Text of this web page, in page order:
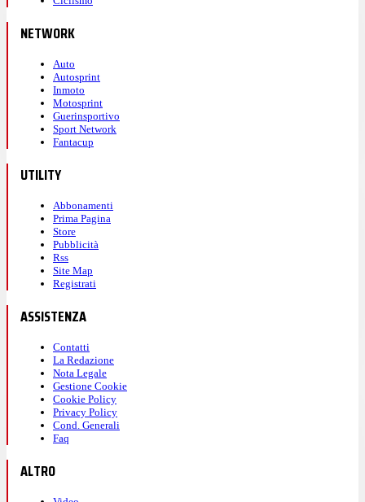
NETWORK
Auto
Autosprint
Inmoto
Motosprint
Guerinsportivo
Sport Network
Fantacup
UTILITY
Abbonamenti
Prima Pagina
Store
Pubblicità
Rss
Site Map
Registrati
ASSISTENZA
Contatti
La Redazione
Nota Legale
Gestione Cookie
Cookie Policy
Privacy Policy
Cond. Generali
Faq
ALTRO